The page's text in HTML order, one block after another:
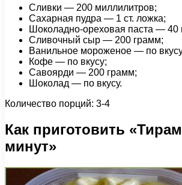
Сливки — 200 миллилитров;
Сахарная пудра — 1 ст. ложка;
Шоколадно-ореховая паста — 40
Сливочный сыр — 200 грамм;
Ванильное мороженое — по
Кофе — по вкусу;
Савоярди — 200 грамм;
Шоколад — по вкусу.
Количество порций: 3-4
Как приготовить
минут»